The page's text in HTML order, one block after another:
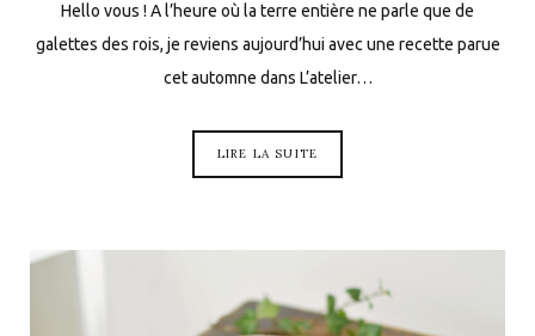
Hello vous ! A l’heure où la terre entière ne parle que de
galettes des rois, je reviens aujourd’hui avec une recette parue
cet automne dans L’atelier…
LIRE LA SUITE